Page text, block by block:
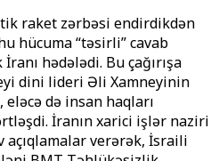
raket zərbəsi endirdikdən
hücuma “təsirli” cavab
hədələdi. Bu çağırışa
dini lideri Əli Xamneyinin
də insan haqları
İranın xarici işlər naziri
açıqlamalar verərək, İsraili